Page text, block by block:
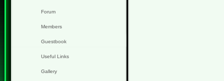
Forum
Members
Guestbook
Useful Links
Gallery